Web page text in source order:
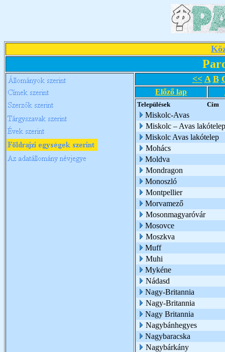
<< A B
Előző lap
Települések Cím
Miskolc-Avas
Miskolc – Avas lakótelep
Miskolc Avas lakótelep
Mohács
Moldva
Mondragon
Monoszló
Montpellier
Morvamező
Mosonmagyaróvár
Mosovce
Moszkva
Muff
Muhi
Mykéne
Nádasd
Nagy-Britannia
Nagy-Britannia
Nagy Britannia
Nagybánhegyes
Nagybaracska
Nagybárkány